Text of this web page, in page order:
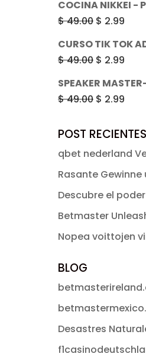
$ 49.00.
$
original
era:
$ 49.00.
$
COCINA NIKKEI -
$49.00 El
original
era:
$ 49.00.
$ 2.99
$
CURSO TIK TOK
$49.00 El
original
era:
$ 2.99
SPEAKER
$49.00 El
original
era:
$ 2.99
es:
POST
qbet nederland
Rasante Gewinne
Descubre el
Betmaster
Nopea voittojen
BLOG
Desastres